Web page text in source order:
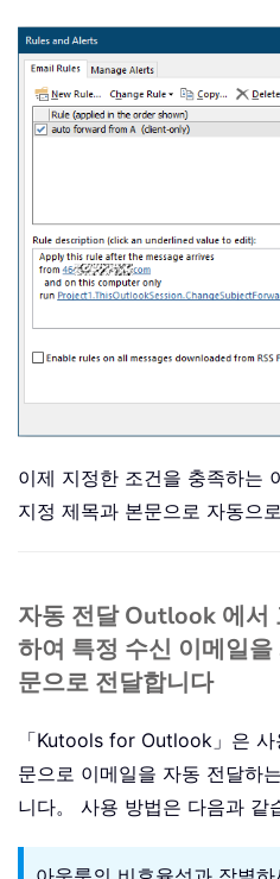
이제 지정한 조건을 충족하는
지정 제목과 본문으로 자동으
자동 전달 Outlook 에서
하여 특정 수신 이메일
문으로 전달합니다
「Kutools for Outlook」은
문으로 이메일을 자동 전달하
니다。 사용 방법은 다음과 같